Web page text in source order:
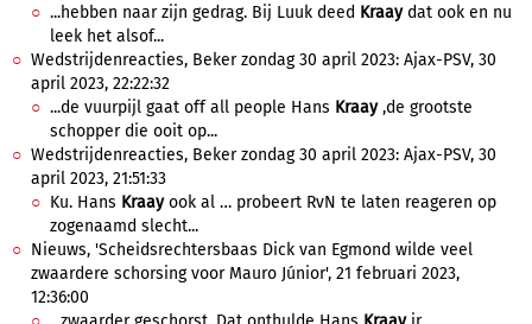
...hebben naar zijn gedrag. Bij Luuk deed Kraaydat ook en nu
leek het alsof...
Wedstrijdenreacties, Beker zondag 30 april 2023: Ajax-PSV, 30
april 2023, 22:22:32
...de vuurpijl gaat off all people Hans Kraay,de grootste
schopper die ooit op...
Wedstrijdenreacties, Beker zondag 30 april 2023: Ajax-PSV, 30
april 2023, 21:51:33
Ku. Hans Kraayook al … probeert RvN te laten reageren op
zogenaamd slecht...
Nieuws, 'Scheidsrechtersbaas Dick van Egmond wilde veel
zwaardere schorsing voor Mauro Júnior', 21 februari 2023,
12:36:00